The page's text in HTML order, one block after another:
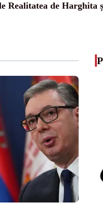
Realitatea de Harghita